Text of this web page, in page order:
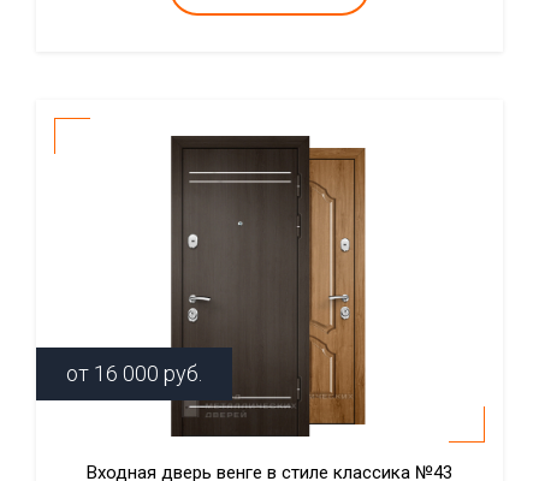
от 16 000 руб.
Входная дверь венге в стиле классика №43